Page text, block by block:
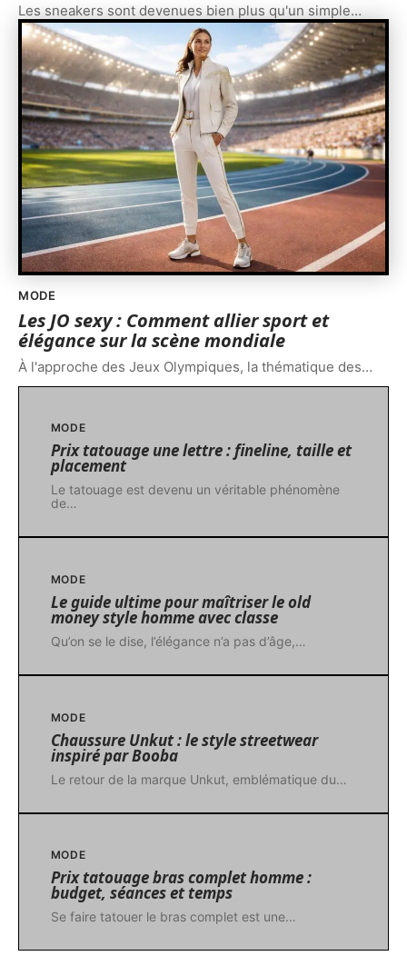
Les sneakers sont devenues bien plus qu'un simple…
MODE
Les JO sexy : Comment allier sport et
élégance sur la scène mondiale
À l'approche des Jeux Olympiques, la thématique des…
MODE
Prix tatouage une lettre : fineline, taille et
placement
Le tatouage est devenu un véritable phénomène
de…
MODE
Le guide ultime pour maîtriser le old
money style homme avec classe
Qu’on se le dise, l’élégance n’a pas d’âge,…
MODE
Chaussure Unkut : le style streetwear
inspiré par Booba
Le retour de la marque Unkut, emblématique du…
MODE
Prix tatouage bras complet homme :
budget, séances et temps
Se faire tatouer le bras complet est une…